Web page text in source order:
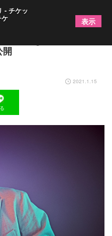
『Sing;est』全貌解禁
開
2021.1.15
- チケッ
ケ 表示